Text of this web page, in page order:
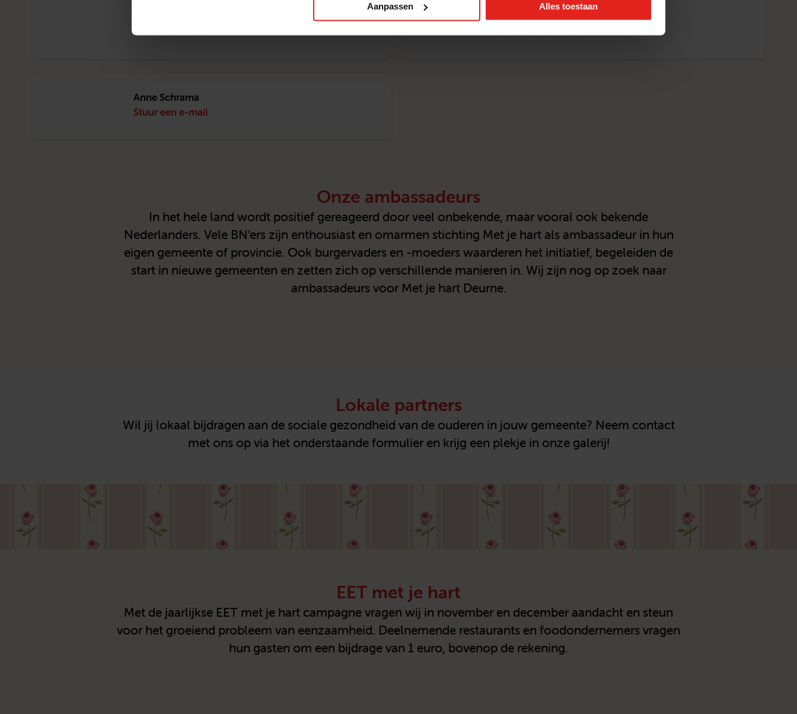
Aanpassen Alles toestaan
Stuur een e-mail
Kim Jansen
Stuur een e-mail
Anne Schrama
Stuur een e-mail
Onze ambassadeurs
In het hele land wordt positief gereageerd door veel onbekende, maar vooral ook bekende
Nederlanders. Vele BN’ers zijn enthousiast en omarmen stichting Met je hart als ambassadeur in hun
eigen gemeente of provincie. Ook burgervaders en -moeders waarderen het initiatief, begeleiden de
start in nieuwe gemeenten en zetten zich op verschillende manieren in. Wij zijn nog op zoek naar
ambassadeurs voor Met je hart Deurne.
Lokale partners
Wil jij lokaal bijdragen aan de sociale gezondheid van de ouderen in jouw gemeente? Neem contact
met ons op via het onderstaande formulier en krijg een plekje in onze galerij!
EET met je hart
Met de jaarlijkse EET met je hart campagne vragen wij in november en december aandacht en steun
voor het groeiend probleem van eenzaamheid. Deelnemende restaurants en foodondernemers vragen
hun gasten om een bijdrage van 1 euro, bovenop de rekening.